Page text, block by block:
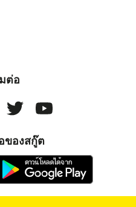
ต่อ
ของสกู๊ต